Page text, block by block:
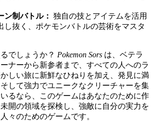
ン制バトル： 独自の技とアイテムを活用
し抜く、ポケモンバトルの芸術をマスタ
でしょうか？ Pokemon Sors は、ベテラ
ナーから新参者まで、すべての人へのラ
しい旅に新鮮なひねりを加え、発見に満
して強力でユニークなクリーチャーを集
るなら、このゲームはあなたのために作
開の領域を探検し、強敵に自分の実力を
々のためのゲームです。